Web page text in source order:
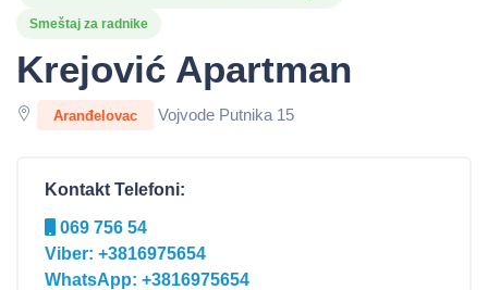
Smeštaj za radnike
Krejović Apartman
Aranđelovac Vojvode Putnika 15
Kontakt Telefoni:
069 756 54
Viber: +3816975654
WhatsApp: +3816975654